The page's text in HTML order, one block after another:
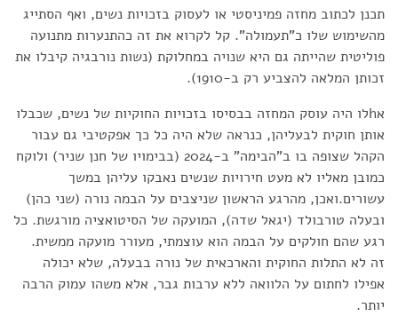
תכנן לכתוב מחזה פמיניסטי או לעסוק בזכויות נשים, ואף הסתייג
מהשימוש שלו כ"תעמולה". קל לקרוא את זה כהתנערות מתנועה
פוליטית שהייתה גם היא שנויה במחלוקת (נשות נורבגיה קיבלו את
זכותן המלאה להצביע רק ב-1910).
אhלו היה עוסק המחזה בבסיסו בזכויות החוקיות של נשים, שכבלו
אותן חוקית לבעליהן, כנראה שלא היה כל כך אפקטיבי גם עבור
הקהל שצופה בו ב"הבימה" ב-2024 (בבימויו של חנן שניר) ולוקח
כמובן מאליו לא מעט חירויות שנשים נאבקו עליהן במשך
עשורים.ואכן, מהרגע הראשון שניצבים על הבמה נורה (שני כהן)
ובעלה טורבולד (יגאל שדה), המועקה של הסיטואציה מורגשת. כל
רגע שהם חולקים על הבמה הוא עוצמתי, מעורר מועקה ממשית.
זה לא התלות החוקית והארכאית של נורה בבעלה, שלא יכולה
אפילו לחתום על הלוואה ללא ערבות גבר, אלא משהו עמוק הרבה
יותר.